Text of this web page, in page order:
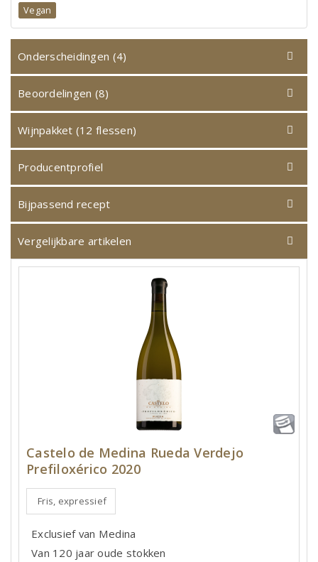
Vegan
Onderscheidingen (4)
Beoordelingen (8)
Wijnpakket (12 flessen)
Producentprofiel
Bijpassend recept
Vergelijkbare artikelen
Castelo de Medina Rueda Verdejo
Prefiloxérico 2020
Fris, expressief
Exclusief van Medina
Van 120 jaar oude stokken